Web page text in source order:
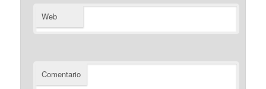
Web
Comentario